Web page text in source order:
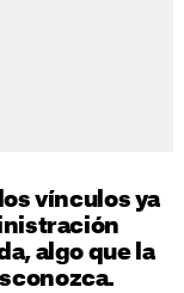
vínculos ya
algo que la